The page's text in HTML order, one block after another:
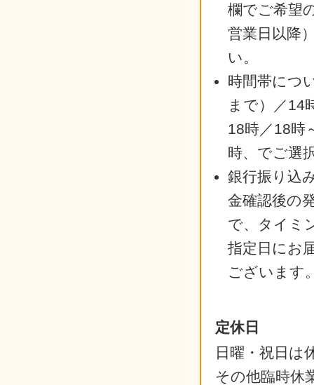
欄でご希望
営業日以降
い。
時間帯につ
まで）／14
18時／18時
時、でご選
銀行振り込
金確認後の
で、タイミ
指定日にお
ございます
定休日
日曜・祝日は
その他臨時休